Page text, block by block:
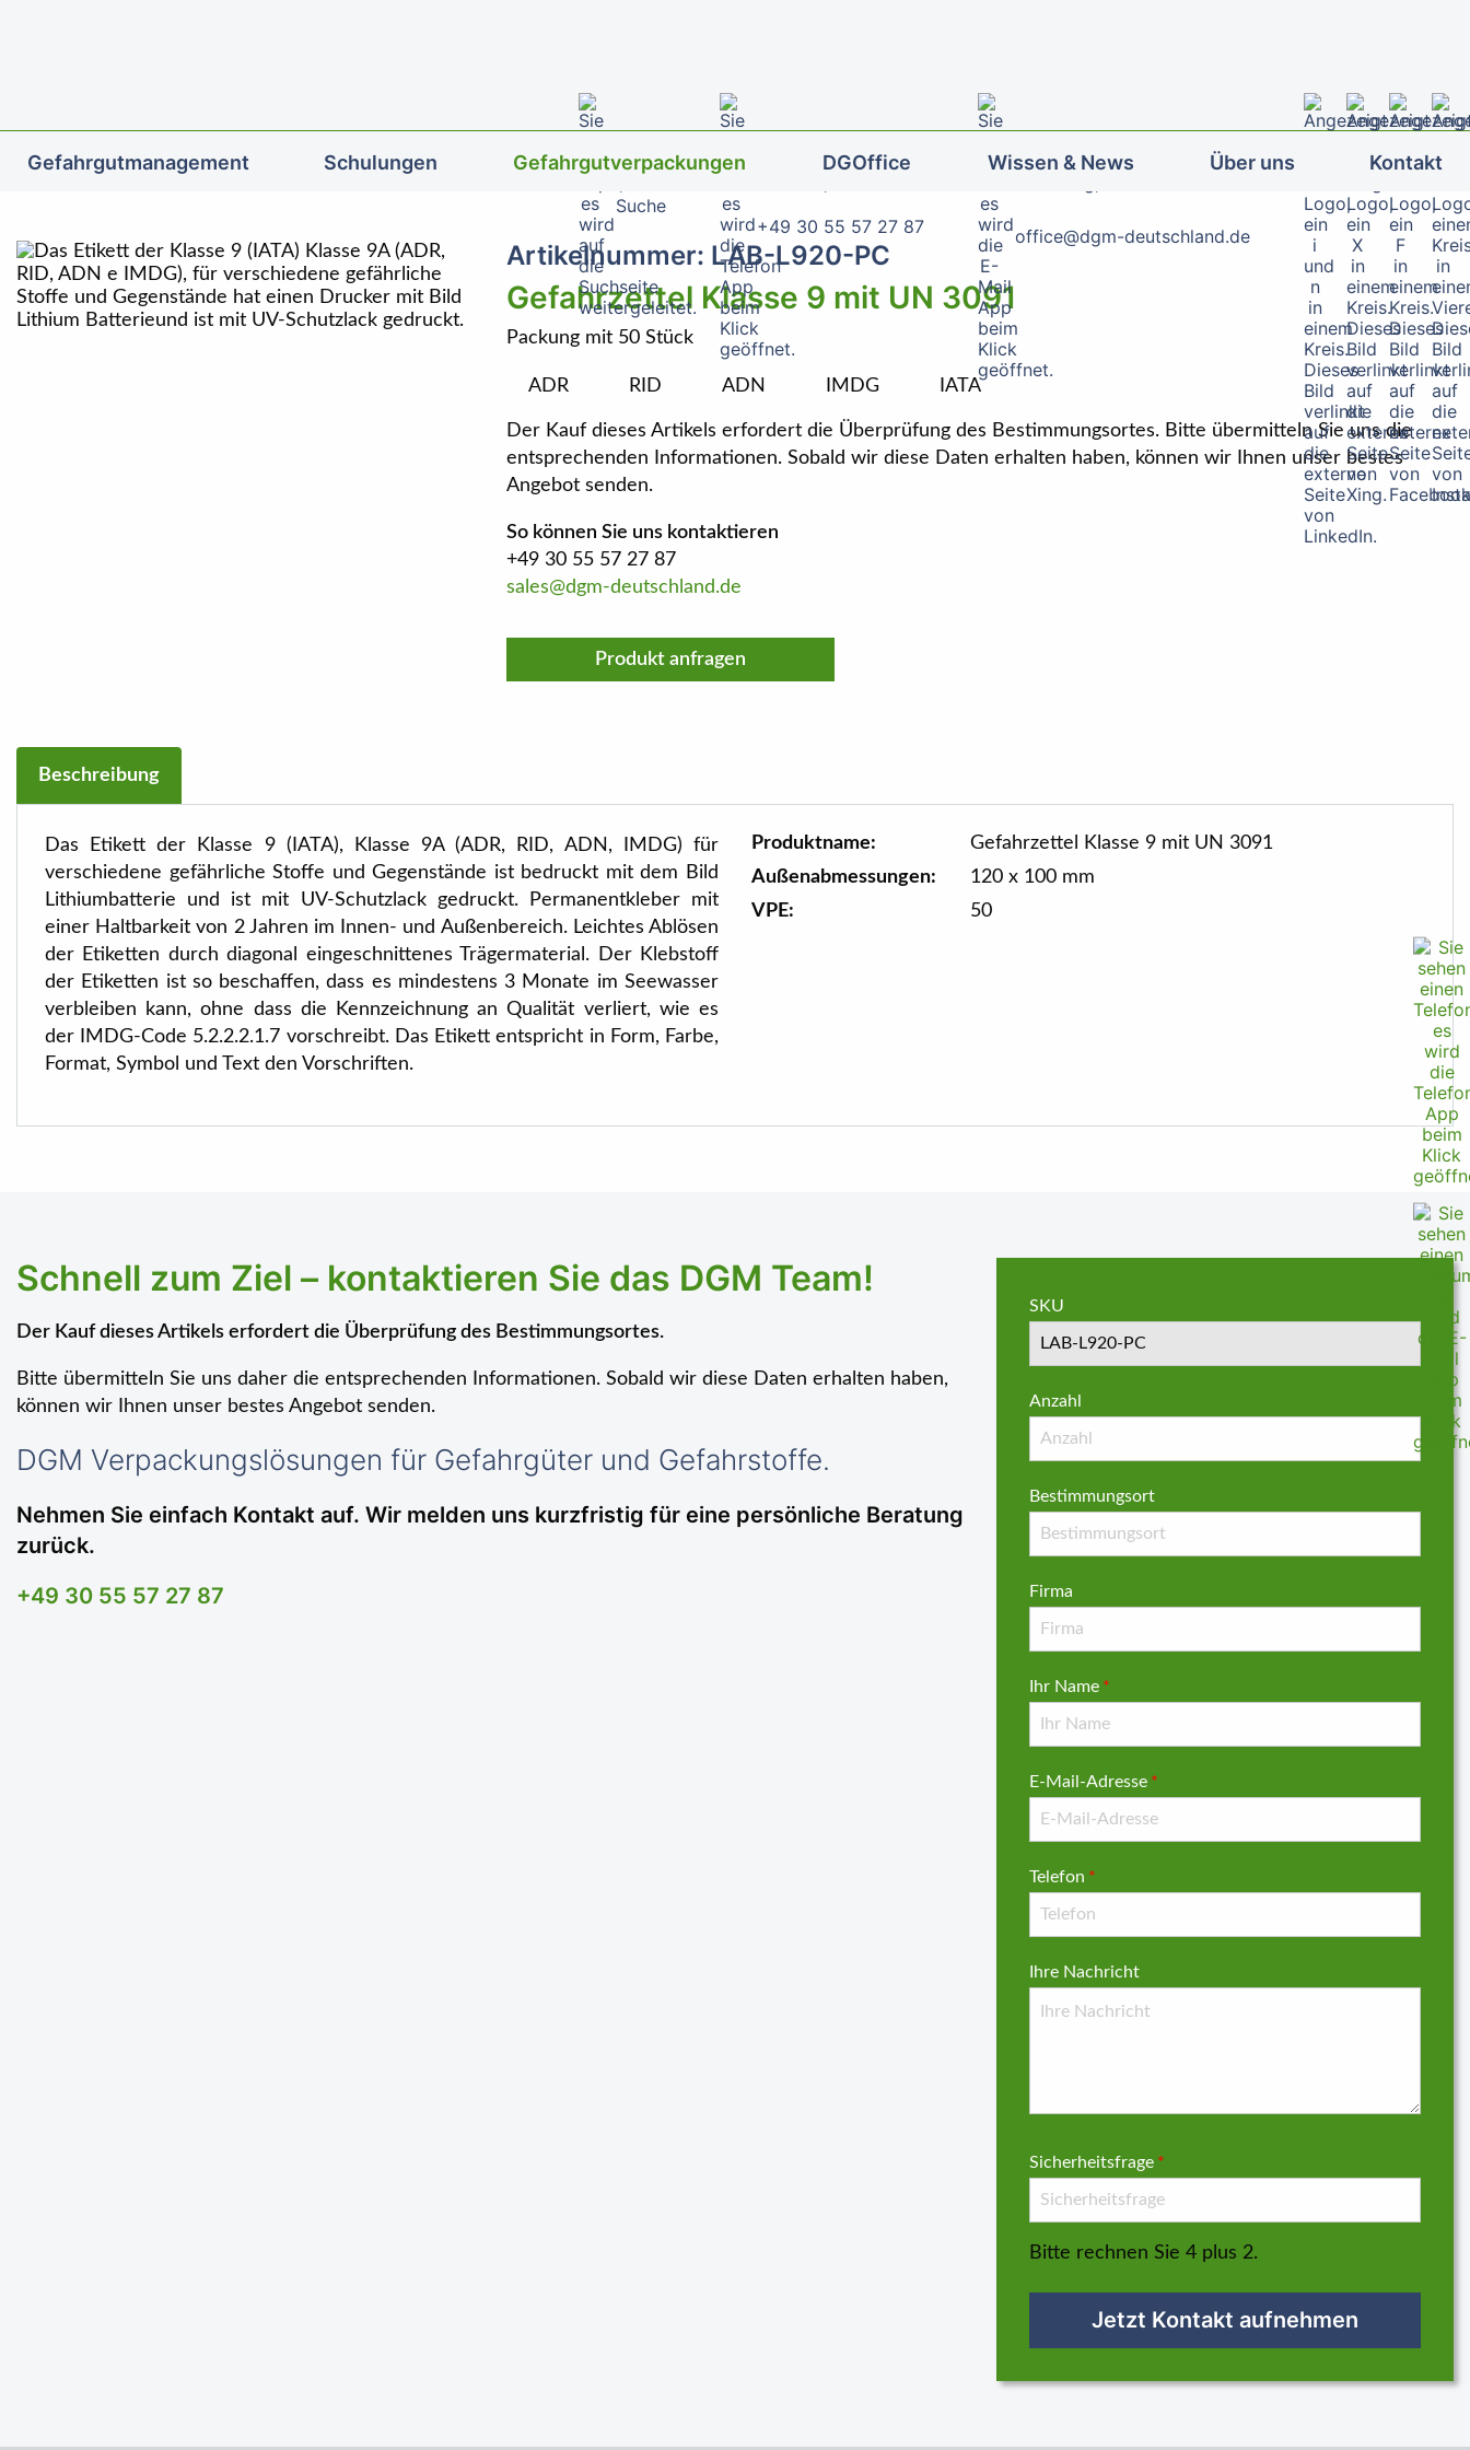
Suche
+49 30 55 57 27 87
office@dgm-deutschland.de
Gefahrgutmanagement Schulungen Gefahrgutverpackungen DGOffice Wissen & News Über uns Kontakt
Artikelnummer: LAB-L920-PC
Gefahrzettel Klasse 9 mit UN 3091
Packung mit 50 Stück
ADR RID ADN IMDG IATA
Der Kauf dieses Artikels erfordert die Überprüfung des Bestimmungsortes. Bitte übermitteln Sie uns die
entsprechenden Informationen. Sobald wir diese Daten erhalten haben, können wir Ihnen unser bestes
Angebot senden.
So können Sie uns kontaktieren
+49 30 55 57 27 87
sales@dgm-deutschland.de
Produkt anfragen
Beschreibung
Das Etikett der Klasse 9 (IATA), Klasse 9A (ADR, RID, ADN, IMDG) für
verschiedene gefährliche Stoffe und Gegenstände ist bedruckt mit dem Bild
Lithiumbatterie und ist mit UV-Schutzlack gedruckt. Permanentkleber mit
einer Haltbarkeit von 2 Jahren im Innen- und Außenbereich. Leichtes Ablösen
der Etiketten durch diagonal eingeschnittenes Trägermaterial. Der Klebstoff
der Etiketten ist so beschaffen, dass es mindestens 3 Monate im Seewasser
verbleiben kann, ohne dass die Kennzeichnung an Qualität verliert, wie es
der IMDG-Code 5.2.2.2.1.7 vorschreibt. Das Etikett entspricht in Form, Farbe,
Format, Symbol und Text den Vorschriften.
Produktname:
Gefahrzettel Klasse 9 mit UN 3091
Außenabmessungen:
120 x 100 mm
VPE:
50
Schnell zum Ziel – kontaktieren Sie das DGM Team!
Der Kauf dieses Artikels erfordert die Überprüfung des Bestimmungsortes.
Bitte übermitteln Sie uns daher die entsprechenden Informationen. Sobald wir diese Daten erhalten haben,
können wir Ihnen unser bestes Angebot senden.
DGM Verpackungslösungen für Gefahrgüter und Gefahrstoffe.
Nehmen Sie einfach Kontakt auf. Wir melden uns kurzfristig für eine persönliche Beratung
zurück.
+49 30 55 57 27 87
SKU
Anzahl
Bestimmungsort
Firma
Ihr Name *
E-Mail-Adresse *
Telefon *
Ihre Nachricht
Sicherheitsfrage *
Bitte rechnen Sie 4 plus 2.
Jetzt Kontakt aufnehmen